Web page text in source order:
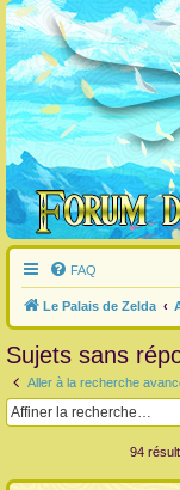
FAQ
Le Palais de Zelda
Sujets sans
Aller à la recherche
94